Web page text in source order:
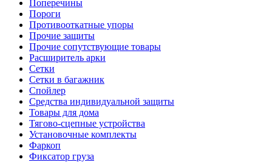
Поперечины
Пороги
Противооткатные упоры
Прочие защиты
Прочие сопутствующие товары
Расширитель арки
Сетки
Сетки в багажник
Спойлер
Средства индивидуальной защиты
Товары для дома
Тягово-сцепные устройства
Установочные комплекты
Фаркоп
Фиксатор груза